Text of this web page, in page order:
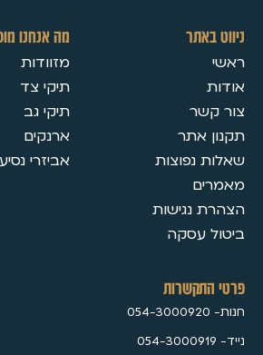
ניווט באתר
ראשי
אודות
צור קשר
תקנון אתר
שאלות נפוצות
מאמרים
הצהרת נגישות
ביטול עסקה
מה אנחנו
מזוודות
תיקי צד
תיקי גב
ארנקים
אביזרי
פרטי התקשרות
חנות- 054-3000920
נייד- 054-3000919